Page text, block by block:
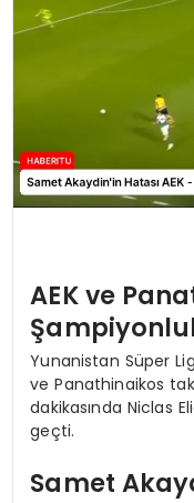
AEK ve
Yunanistan Süper
ve Panathinaikos
dakikasında Niclas
geçti.
Samet